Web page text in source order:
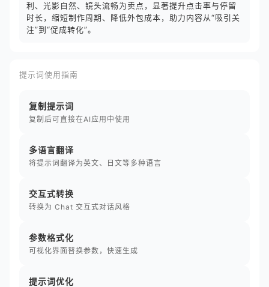
利、光影自然、镜头流畅为卖点，显著提升点击率与停留
时长，缩短制作周期、降低外包成本，助力内容从“吸引关
注”到“促成转化”。
提示词使用指南
复制提示词
复制后可直接在AI应用中使用
多语言翻译
将提示词翻译为英文、日文等多种语言
交互式转换
转换为 Chat 交互式对话风格
参数格式化
可视化界面替换参数，快速生成
提示词优化